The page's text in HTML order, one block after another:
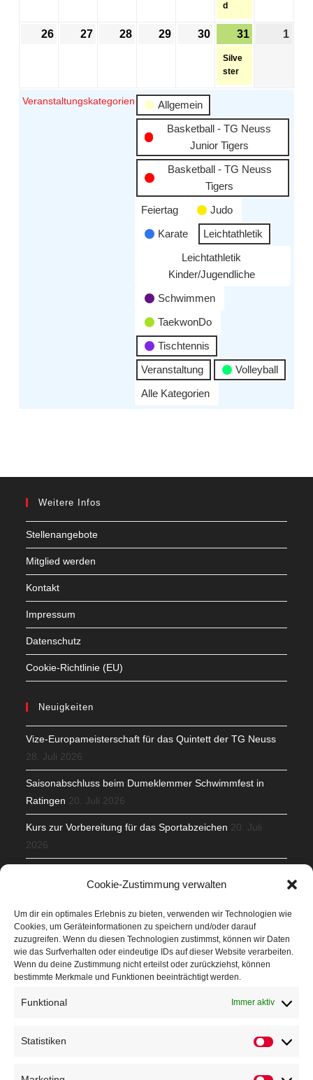
Cookie-Zustimmung verwalten
Um dir ein optimales Erlebnis zu bieten, verwenden wir Technologien wie
Cookies, um Geräteinformationen zu speichern und/oder darauf
zuzugreifen. Wenn du diesen Technologien zustimmst, können wir Daten
wie das Surfverhalten oder eindeutige IDs auf dieser Website verarbeiten.
Wenn du deine Zustimmung nicht erteilst oder zurückziehst, können
bestimmte Merkmale und Funktionen beeinträchtigt werden.
Funktional Immer aktiv
Statistiken
d
26 27 28 29 30 31
Silve
ster
1
Veranstaltungskategorien
Allgemein
Basketball - TG Neuss
Junior Tigers
Basketball - TG Neuss
Tigers
Feiertag
Judo
Karate
Leichtathletik
Leichtathletik
Kinder/Jugendliche
Schwimmen
TaekwonDo
Tischtennis
Veranstaltung
Volleyball
Alle Kategorien
Weitere Infos
Stellenangebote
Mitglied werden
Kontakt
Impressum
Datenschutz
Cookie-Richtlinie (EU)
Neuigkeiten
Vize-Europameisterschaft für das Quintett der TG Neuss
28. Juli 2026
Saisonabschluss beim Dumeklemmer Schwimmfest in
Ratingen 20. Juli 2026
Kurs zur Vorbereitung für das Sportabzeichen 20. Juli
2026
Veranstaltungen
Höffner Run
Kindersportfest